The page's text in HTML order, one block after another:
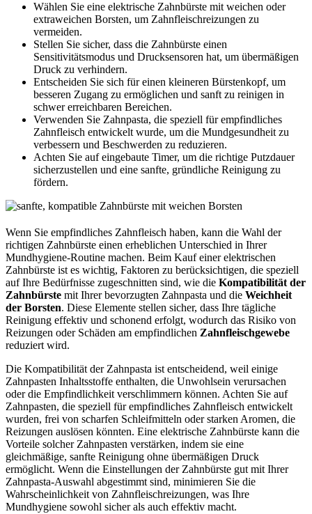
Wählen Sie eine elektrische Zahnbürste mit weichen oder
extraweichen Borsten, um Zahnfleischreizungen zu
vermeiden.
Stellen Sie sicher, dass die Zahnbürste einen
Sensitivitätsmodus und Drucksensoren hat, um übermäßigen
Druck zu verhindern.
Entscheiden Sie sich für einen kleineren Bürstenkopf, um
besseren Zugang zu ermöglichen und sanft zu reinigen in
schwer erreichbaren Bereichen.
Verwenden Sie Zahnpasta, die speziell für empfindliches
Zahnfleisch entwickelt wurde, um die Mundgesundheit zu
verbessern und Beschwerden zu reduzieren.
Achten Sie auf eingebaute Timer, um die richtige Putzdauer
sicherzustellen und eine sanfte, gründliche Reinigung zu
fördern.
Wenn Sie empfindliches Zahnfleisch haben, kann die Wahl der
richtigen Zahnbürste einen erheblichen Unterschied in Ihrer
Mundhygiene-Routine machen. Beim Kauf einer elektrischen
Zahnbürste ist es wichtig, Faktoren zu berücksichtigen, die speziell
auf Ihre Bedürfnisse zugeschnitten sind, wie die Kompatibilität der
Zahnbürste mit Ihrer bevorzugten Zahnpasta und die Weichheit
der Borsten. Diese Elemente stellen sicher, dass Ihre tägliche
Reinigung effektiv und schonend erfolgt, wodurch das Risiko von
Reizungen oder Schäden am empfindlichen Zahnfleischgewebe
reduziert wird.
Die Kompatibilität der Zahnpasta ist entscheidend, weil einige
Zahnpasten Inhaltsstoffe enthalten, die Unwohlsein verursachen
oder die Empfindlichkeit verschlimmern können. Achten Sie auf
Zahnpasten, die speziell für empfindliches Zahnfleisch entwickelt
wurden, frei von scharfen Schleifmitteln oder starken Aromen, die
Reizungen auslösen könnten. Eine elektrische Zahnbürste kann die
Vorteile solcher Zahnpasten verstärken, indem sie eine
gleichmäßige, sanfte Reinigung ohne übermäßigen Druck
ermöglicht. Wenn die Einstellungen der Zahnbürste gut mit Ihrer
Zahnpasta-Auswahl abgestimmt sind, minimieren Sie die
Wahrscheinlichkeit von Zahnfleischreizungen, was Ihre
Mundhygiene sowohl sicher als auch effektiv macht.